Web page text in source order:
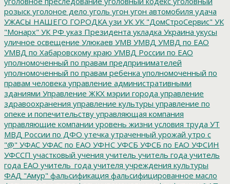
розыск уголоное дело уголь угон угон автомобиля удача
УЖАСЫ НАШЕГО ГОРОДКА узи УК УК "ДомСтроСервис" УК
"Монарх" УК РФ указ Президента укладка Украина укусы
уличное освещение Улюкаев УМВ УМВД УМВД по ЕАО
УМВД по Хабаровскому краю УМВД России по ЕАО
уполномоченный по правам предпринимателей
уполномоченный по правам ребенка уполномоченный по
правам человека управление административными
зданиями Управление ЖКХ мэрии города управление
здравоохранения управление культуры управление по
опеке и попечительству управляющая компания
управляющие компании уровень жизни условия труда УТ
МВД России по ДФО утечка утраченный урожай утро с
"@" УФАС УФАС по ЕАО УФНС УФСБ УФСБ по ЕАО УФСИН
УФССП участковый учения учитель учитель года учитель
года ЕАО учитель_года учителя учреждения культуры
ФАД "Амур" фальсификация фальсифицированное масло